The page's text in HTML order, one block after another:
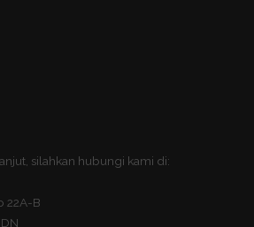
silahkan hubungi kami di:
22A-B